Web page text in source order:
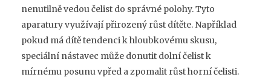
nenutilně vedou čelist do správné polohy. Tyto
aparatury využívají přirozený růst dítěte. Například
pokud má dítě tendenci k hloubkovému skusu,
speciální nástavec může donutit dolní čelist k
mírnému posunu vpřed a zpomalit růst horní čelisti.